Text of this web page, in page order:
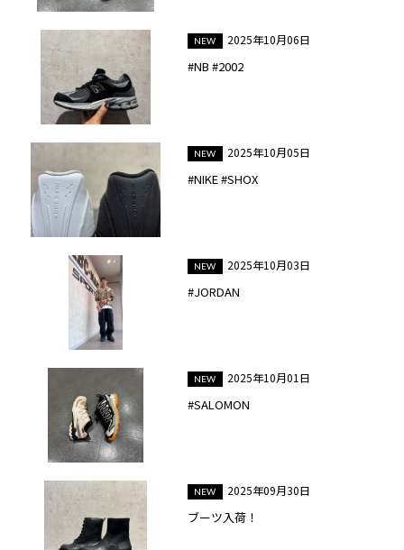
2025年10月06日
#NB #2002
2025年10月05日
#NIKE #SHOX
2025年10月03日
#JORDAN
2025年10月01日
#SALOMON
2025年09月30日
ブーツ入荷！